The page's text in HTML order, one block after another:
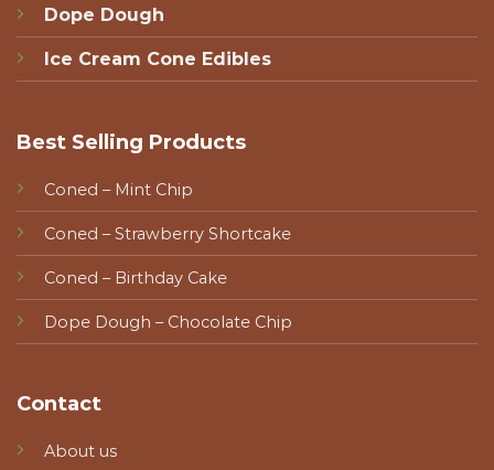
Dope Dough
Ice Cream Cone Edibles
Best Selling Products
Coned – Mint Chip
Coned – Strawberry Shortcake
Coned – Birthday Cake
Dope Dough – Chocolate Chip
Contact
About us